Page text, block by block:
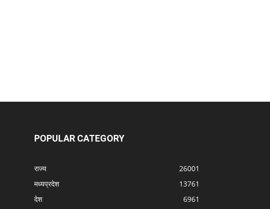
POPULAR CATEGORY
राज्‍य
26001
मध्यप्रदेश
13761
देश
6961